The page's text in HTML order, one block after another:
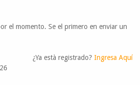
el momento. Se el primero en enviar un
¿Ya està registrado? Ingresa Aquí